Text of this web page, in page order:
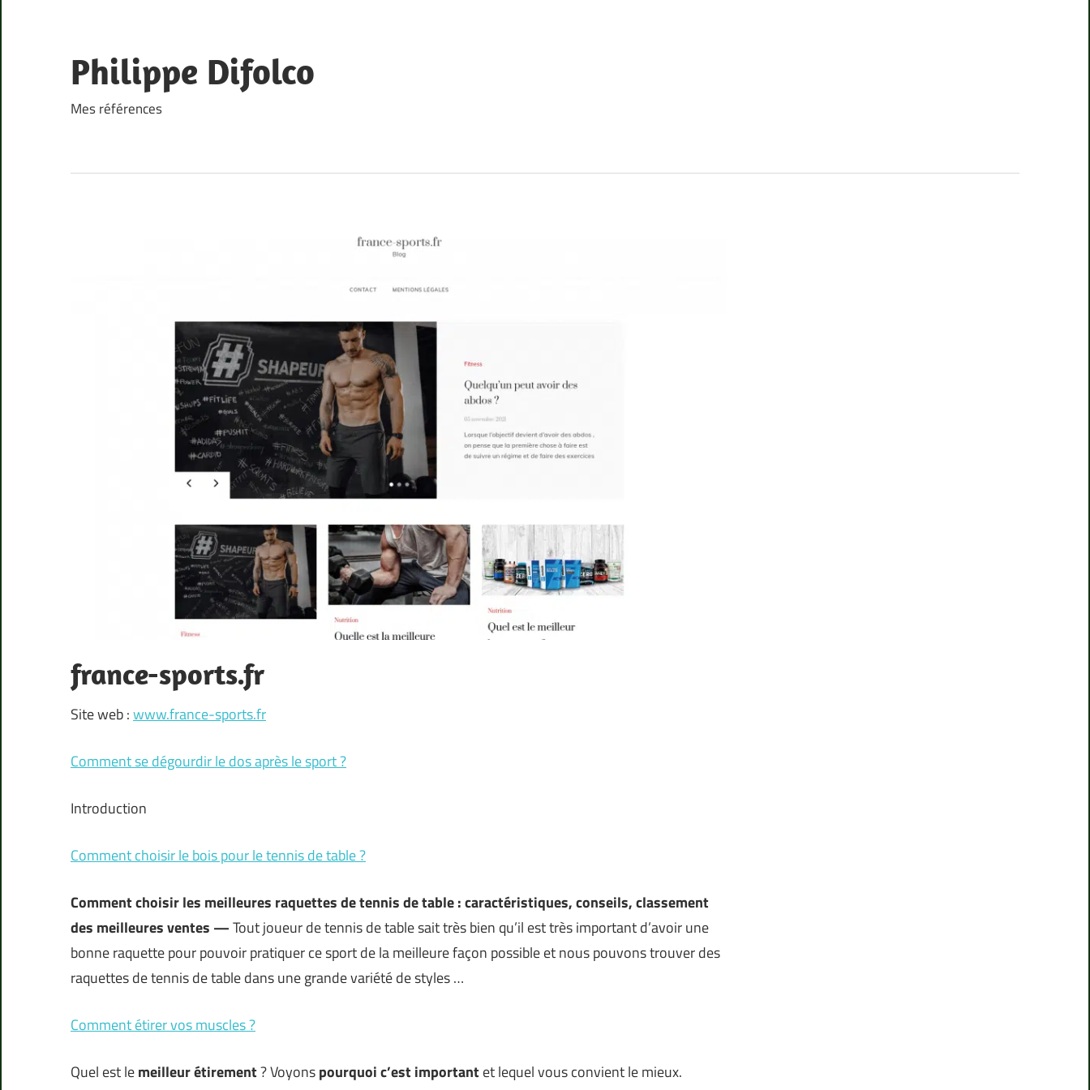
content
Philippe Difolco
Mes références
france-sports.fr
Site web :www.france-sports.fr
Comment se dégourdir le dos après le sport ?
Introduction
Comment choisir le bois pour le tennis de table ?
Comment choisir les meilleures raquettes de tennis de table : caractéristiques, conseils, classement
des meilleures ventes —Tout joueur de tennis de table sait très bien qu’il est très important d’avoir une
bonne raquette pour pouvoir pratiquer ce sport de la meilleure façon possible et nous pouvons trouver des
raquettes de tennis de table dans une grande variété de styles …
Comment étirer vos muscles ?
Quel est lemeilleur étirement? Voyonspourquoi c’est important et lequel vous convient le mieux.